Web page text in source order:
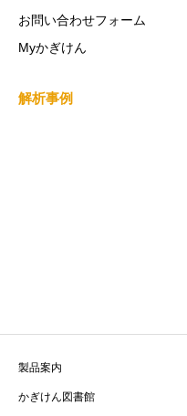
お問い合わせフォーム
Myかぎけん
解析事例
製品案内
かぎけん図書館